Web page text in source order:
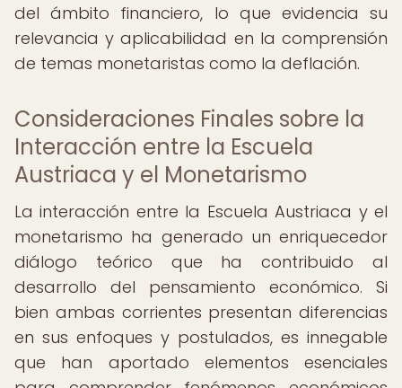
del ámbito financiero, lo que evidencia su
relevancia y aplicabilidad en la comprensión
de temas monetaristas como la deflación.
Consideraciones Finales sobre la
Interacción entre la Escuela
Austriaca y el Monetarismo
La interacción entre la Escuela Austriaca y el
monetarismo ha generado un enriquecedor
diálogo teórico que ha contribuido al
desarrollo del pensamiento económico. Si
bien ambas corrientes presentan diferencias
en sus enfoques y postulados, es innegable
que han aportado elementos esenciales